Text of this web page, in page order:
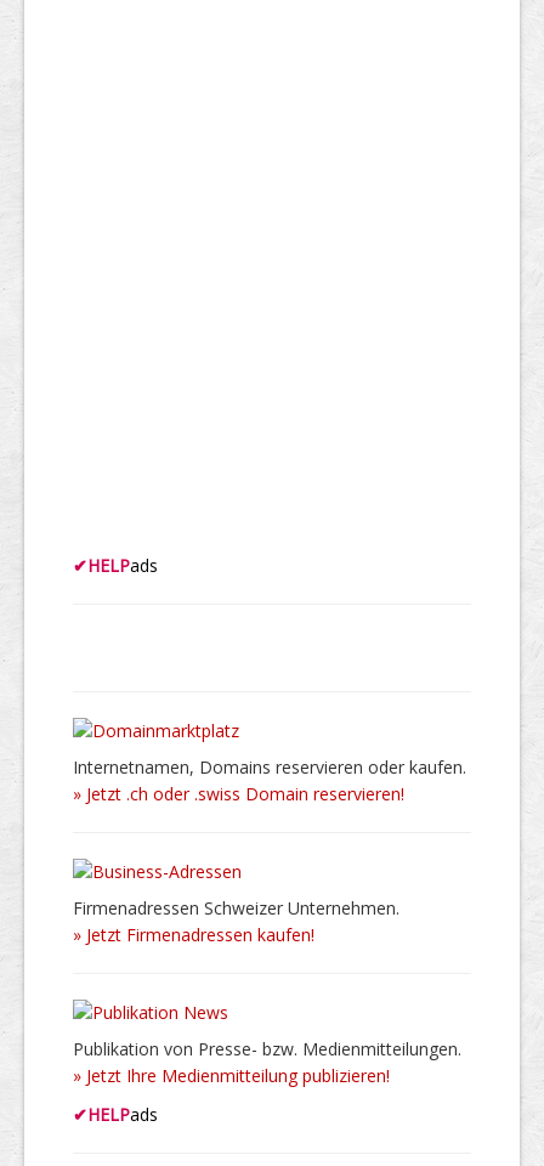
✔HELPads
Internetnamen, Domains reservieren oder kaufen.
» Jetzt .ch oder .swiss Domain reservieren!
Firmenadressen Schweizer Unternehmen.
» Jetzt Firmenadressen kaufen!
Publikation von Presse- bzw. Medienmitteilungen.
» Jetzt Ihre Medienmitteilung publizieren!
✔HELPads